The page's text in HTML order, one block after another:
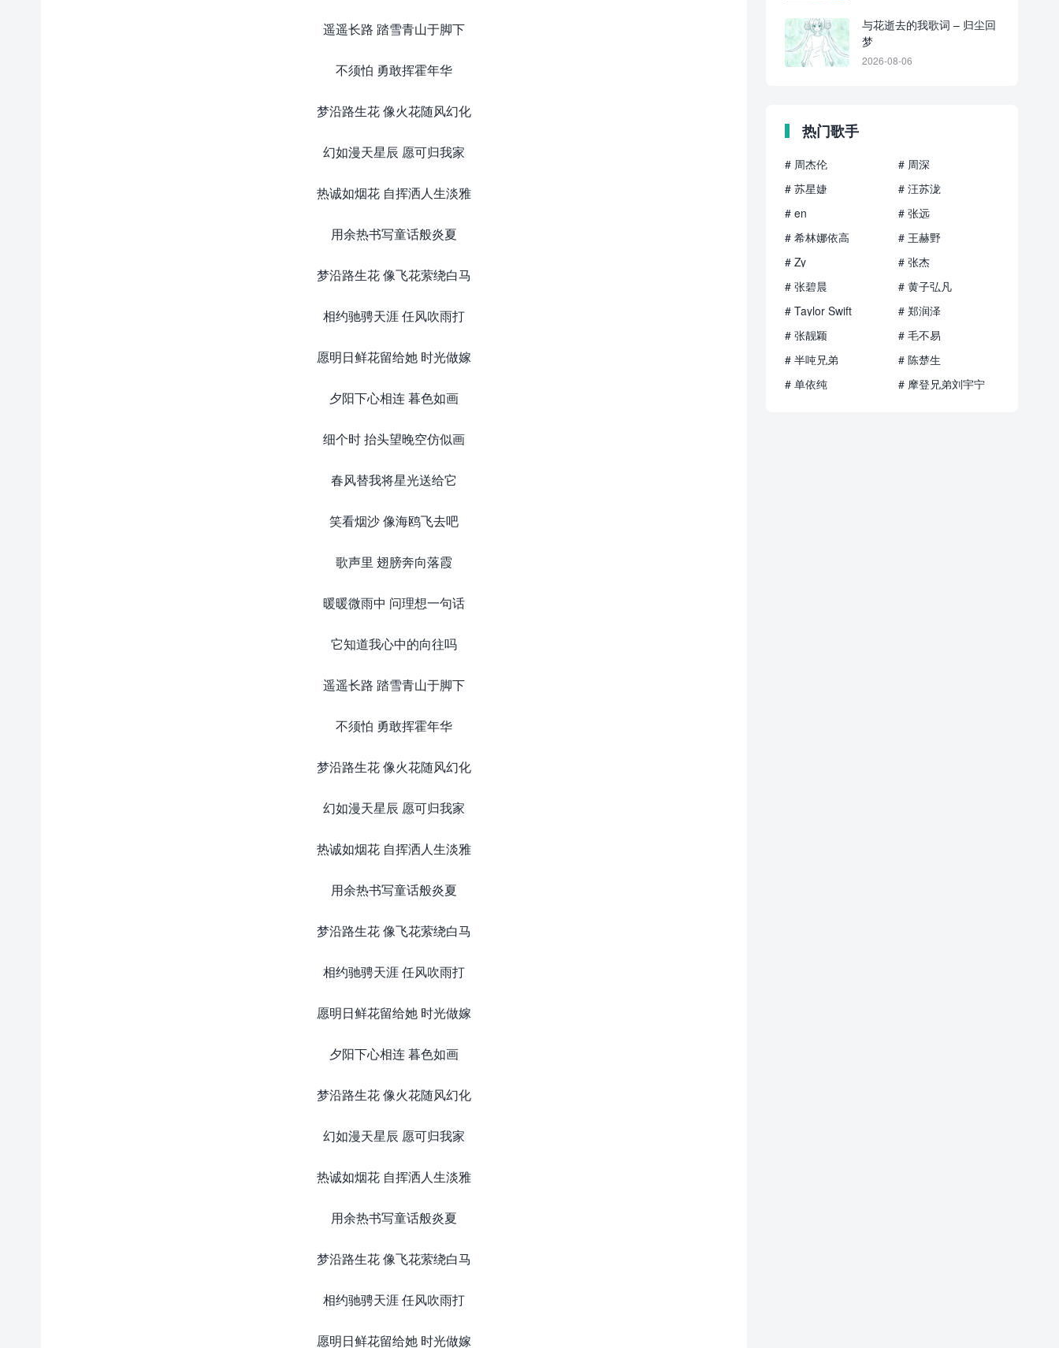
遥遥长路 踏雪青山于脚下
不须怕 勇敢挥霍年华
梦沿路生花 像火花随风幻化
幻如漫天星辰 愿可归我家
热诚如烟花 自挥洒人生淡雅
用余热书写童话般炎夏
梦沿路生花 像飞花萦绕白马
相约驰骋天涯 任风吹雨打
愿明日鲜花留给她 时光做嫁
夕阳下心相连 暮色如画
细个时 抬头望晚空仿似画
春风替我将星光送给它
笑看烟沙 像海鸥飞去吧
歌声里 翅膀奔向落霞
暖暖微雨中 问理想一句话
它知道我心中的向往吗
遥遥长路 踏雪青山于脚下
不须怕 勇敢挥霍年华
梦沿路生花 像火花随风幻化
幻如漫天星辰 愿可归我家
热诚如烟花 自挥洒人生淡雅
用余热书写童话般炎夏
梦沿路生花 像飞花萦绕白马
相约驰骋天涯 任风吹雨打
愿明日鲜花留给她 时光做嫁
夕阳下心相连 暮色如画
梦沿路生花 像火花随风幻化
幻如漫天星辰 愿可归我家
热诚如烟花 自挥洒人生淡雅
用余热书写童话般炎夏
梦沿路生花 像飞花萦绕白马
相约驰骋天涯 任风吹雨打
愿明日鲜花留给她 时光做嫁
与花逝去的我歌词 – 归尘回
梦
2026-08-06
热门歌手
# 周杰伦
# 周深
# 苏星婕
# 汪苏泷
# en
# 张远
# 希林娜依高
# 王赫野
# Zy
# 张杰
# 张碧晨
# 黄子弘凡
# Taylor Swift
# 郑润泽
# 张靓颖
# 毛不易
# 半吨兄弟
# 陈楚生
# 单依纯
# 摩登兄弟刘宇宁